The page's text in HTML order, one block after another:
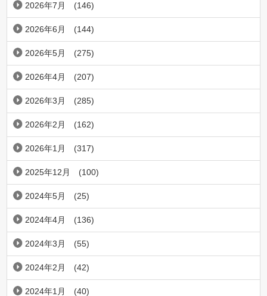
2026年7月 (146)
2026年6月 (144)
2026年5月 (275)
2026年4月 (207)
2026年3月 (285)
2026年2月 (162)
2026年1月 (317)
2025年12月 (100)
2024年5月 (25)
2024年4月 (136)
2024年3月 (55)
2024年2月 (42)
2024年1月 (40)